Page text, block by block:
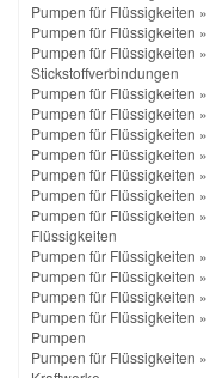
Pumpen für Flüssigkeiten »
Pumpen für Flüssigkeiten »
Pumpen für Flüssigkeiten »
Stickstoffverbindungen
Pumpen für Flüssigkeiten »
Pumpen für Flüssigkeiten »
Pumpen für Flüssigkeiten »
Pumpen für Flüssigkeiten »
Pumpen für Flüssigkeiten »
Pumpen für Flüssigkeiten »
Pumpen für Flüssigkeiten »
Flüssigkeiten
Pumpen für Flüssigkeiten »
Pumpen für Flüssigkeiten »
Pumpen für Flüssigkeiten »
Pumpen für Flüssigkeiten »
Pumpen
Pumpen für Flüssigkeiten »